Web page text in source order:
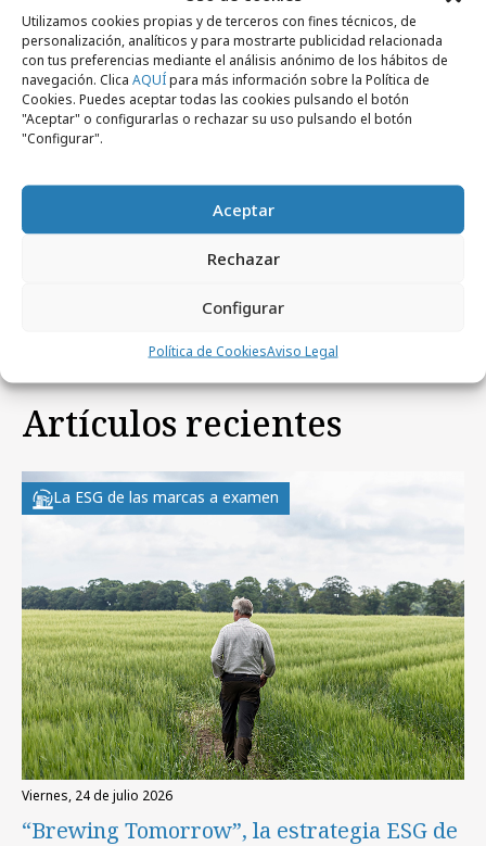
Utilizamos cookies propias y de terceros con fines técnicos, de
personalización, analíticos y para mostrarte publicidad relacionada
con tus preferencias mediante el análisis anónimo de los hábitos de
navegación. Clica AQUÍpara más información sobre la Política de
Cookies. Puedes aceptar todas las cookies pulsando el botón
"Aceptar" o configurarlas o rechazar su uso pulsando el botón
"Configurar".
Aceptar
Rechazar
Configurar
Política de CookiesAviso Legal
Paula Menéndez-Abascal, nueva CEO de
Artículos recientes
La ESG de las marcas a examen
viernes, 24 de julio 2026
“Brewing Tomorrow”, la estrategia ESG de